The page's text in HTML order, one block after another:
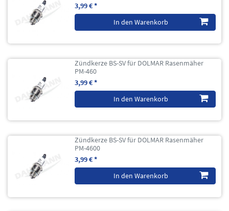
3,99 € *
In den Warenkorb
Zündkerze BS-SV für DOLMAR Rasenmäher
PM-460
3,99 € *
In den Warenkorb
Zündkerze BS-SV für DOLMAR Rasenmäher
PM-4600
3,99 € *
In den Warenkorb